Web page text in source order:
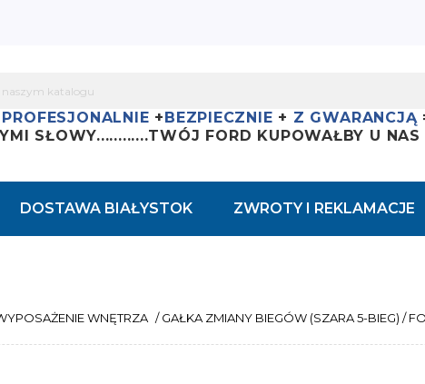
PROFESJONALNIE +BEZPIECZNIE + Z GWARANCJĄ
SŁOWY............TWÓJ FORD KUPOWAŁBY U NAS
DOSTAWA BIAŁYSTOK ZWROTY I REKLAMACJE
WNĘTRZA / GAŁKA ZMIANY BIEGÓW (SZARA 5-BIEG) /